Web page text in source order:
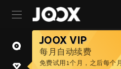
JOOX VIP
每月自动续费
免费试用1个月，之后每个